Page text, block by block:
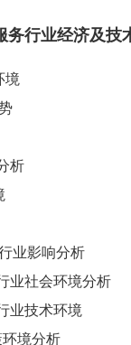
行业经济及技
境
析
业影响分析
业社会环境分析
业技术环境
境分析